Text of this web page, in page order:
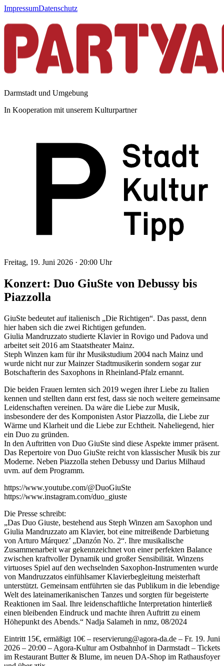
ImpressumDatenschutz
Darmstadt und Umgebung
In Kooperation mit unserem Kulturpartner
Freitag, 19. Juni 2026 · 20:00 Uhr
Konzert: Duo GiuSte von Debussy bis
Piazzolla
GiuSte bedeutet auf italienisch „Die Richtigen“. Das passt, denn
hier haben sich die zwei Richtigen gefunden.
Giulia Mandruzzato studierte Klavier in Rovigo und Padova und
arbeitet seit 2016 am Staatstheater Mainz.
Steph Winzen kam für ihr Musikstudium 2004 nach Mainz und
wurde nicht nur zur Mainzer Stadtmusikerin sondern sogar zur
Botschafterin des Saxophons in Rheinland-Pfalz ernannt.
Die beiden Frauen lernten sich 2019 wegen ihrer Liebe zu Italien
kennen und stellten dann erst fest, dass sie noch weitere gemeinsame
Leidenschaften vereinen. Da wäre die Liebe zur Musik,
insbesondere der des Komponisten Astor Piazzolla, die Liebe zur
Wärme und Klarheit und die Liebe zur Echtheit. Naheliegend, hier
ein Duo zu gründen.
In den Auftritten von Duo GiuSte sind diese Aspekte immer präsent.
Das Repertoire von Duo GiuSte reicht von klassischer Musik bis zur
Moderne. Neben Piazzolla stehen Debussy und Darius Milhaud
uvm. auf dem Programm.
https://www.youtube.com/@DuoGiuSte
https://www.instagram.com/duo_giuste
Die Presse schreibt:
„Das Duo Giuste, bestehend aus Steph Winzen am Saxophon und
Giulia Mandruzzato am Klavier, bot eine mitreißende Darbietung
von Arturo Márquez’ „Danzón No. 2“. Ihre musikalische
Zusammenarbeit war gekennzeichnet von einer perfekten Balance
zwischen kraftvoller Dynamik und großer Sensibilität. Winzens
virtuoses Spiel auf den wechselnden Saxophon-Instrumenten wurde
von Mandruzzatos einfühlsamer Klavierbegleitung meisterhaft
unterstützt. Gemeinsam entführten sie das Publikum in die lebendige
Welt des lateinamerikanischen Tanzes und sorgten für begeisterte
Reaktionen im Saal. Ihre leidenschaftliche Interpretation hinterließ
einen bleibenden Eindruck und machte ihren Auftritt zu einem
Höhepunkt des Abends.“ Nadja Salameh in nmz, 08/2024
Eintritt 15€, ermäßigt 10€ – reservierung@agora-da.de – Fr. 19. Juni
2026 – 20:00 – Agora-Kultur am Ostbahnhof in Darmstadt – Tickets
im Restaurant Butter & Blume, im neuen DA-Shop im Rathausfoyer